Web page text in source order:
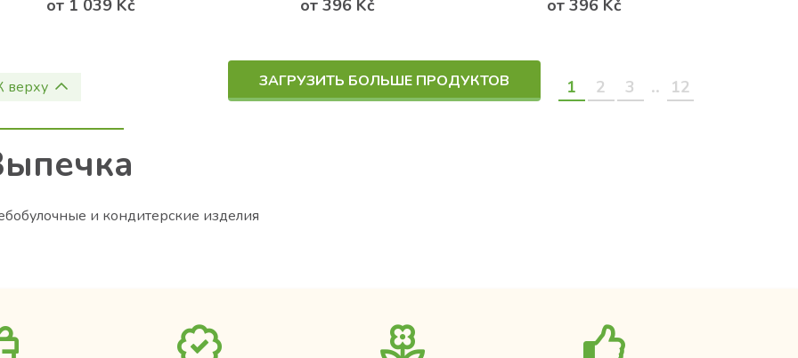
от 1 039 Kč от 396 Kč от 396 Kč
верху ЗАГРУЗИТЬ БОЛЬШЕ ПРОДУКТОВ 1 2 3 .. 12
и кондитерские изделия